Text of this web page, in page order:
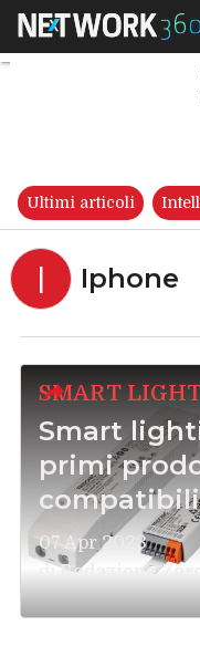
Ultimi articoli
I Iphone
SMART
Smart
primi
07 Apr 2023
diRedazione